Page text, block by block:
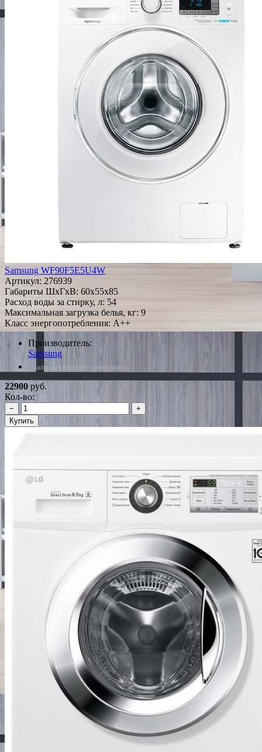
Samsung WF90F5E5U4W
Артикул: 276939
Габариты ШxГxВ: 60x55x85
Расход воды за стирку, л: 54
Максимальная загрузка белья, кг: 9
Класс энергопотребления: A++
Производитель:
Samsung
*Наличие уточняйте у менеджера
22900 руб.
Кол-во:
−
+
Купить